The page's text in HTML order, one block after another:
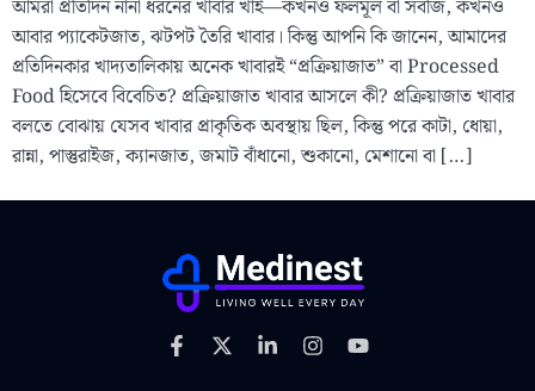
আমরা প্রতিদিন নানা ধরনের খাবার খাই—কখনও ফলমূল বা সবজি, কখনও
আবার প্যাকেটজাত, ঝটপট তৈরি খাবার। কিন্তু আপনি কি জানেন, আমাদের
প্রতিদিনকার খাদ্যতালিকায় অনেক খাবারই “প্রক্রিয়াজাত” বা Processed
Food হিসেবে বিবেচিত? প্রক্রিয়াজাত খাবার আসলে কী? প্রক্রিয়াজাত খাবার
বলতে বোঝায় যেসব খাবার প্রাকৃতিক অবস্থায় ছিল, কিন্তু পরে কাটা, ধোয়া,
রান্না, পাস্তুরাইজ, ক্যানজাত, জমাট বাঁধানো, শুকানো, মেশানো বা […]